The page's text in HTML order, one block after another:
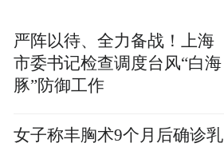
什么是理想的消毒剂？
严阵以待、全力备战！上海
市委书记检查调度台风“白海
豚”防御工作
女子称丰胸术9个月后确诊乳